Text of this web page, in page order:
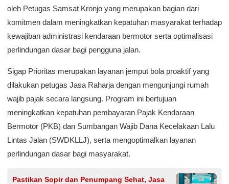
oleh Petugas Samsat Kronjo yang merupakan bagian dari
komitmen dalam meningkatkan kepatuhan masyarakat terhadap
kewajiban administrasi kendaraan bermotor serta optimalisasi
perlindungan dasar bagi pengguna jalan.
Sigap Prioritas merupakan layanan jemput bola proaktif yang
dilakukan petugas Jasa Raharja dengan mengunjungi rumah
wajib pajak secara langsung. Program ini bertujuan
meningkatkan kepatuhan pembayaran Pajak Kendaraan
Bermotor (PKB) dan Sumbangan Wajib Dana Kecelakaan Lalu
Lintas Jalan (SWDKLLJ), serta mengoptimalkan layanan
perlindungan dasar bagi masyarakat.
Pastikan Sopir dan Penumpang Sehat, Jasa